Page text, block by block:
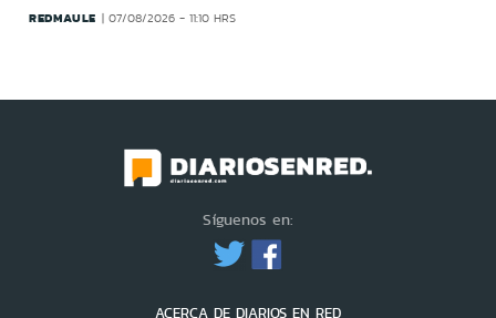
REDMAULE 07/08/2026 - 11:10 HRS
Síguenos en:
ACERCA DE DIARIOS EN RED